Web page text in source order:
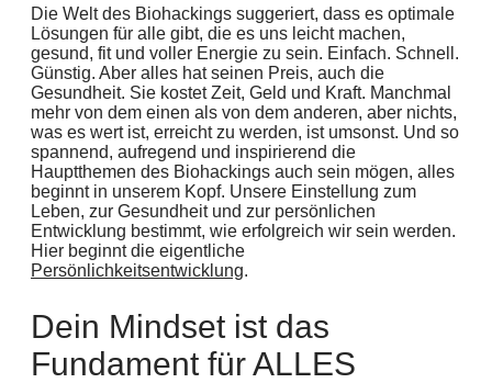
Die Welt des Biohackings suggeriert, dass es optimale
Lösungen für alle gibt, die es uns leicht machen,
gesund, fit und voller Energie zu sein. Einfach. Schnell.
Günstig. Aber alles hat seinen Preis, auch die
Gesundheit. Sie kostet Zeit, Geld und Kraft. Manchmal
mehr von dem einen als von dem anderen, aber nichts,
was es wert ist, erreicht zu werden, ist umsonst. Und so
spannend, aufregend und inspirierend die
Hauptthemen des Biohackings auch sein mögen, alles
beginnt in unserem Kopf. Unsere Einstellung zum
Leben, zur Gesundheit und zur persönlichen
Entwicklung bestimmt, wie erfolgreich wir sein werden.
Hier beginnt die eigentliche
Persönlichkeitsentwicklung.
Dein Mindset ist das
Fundament für ALLES